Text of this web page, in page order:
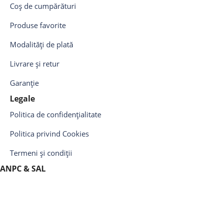
Coș de cumpărături
Produse favorite
Modalități de plată
Livrare și retur
Garanție
Legale
Politica de confidențialitate
Politica privind Cookies
Termeni și condiții
ANPC & SAL